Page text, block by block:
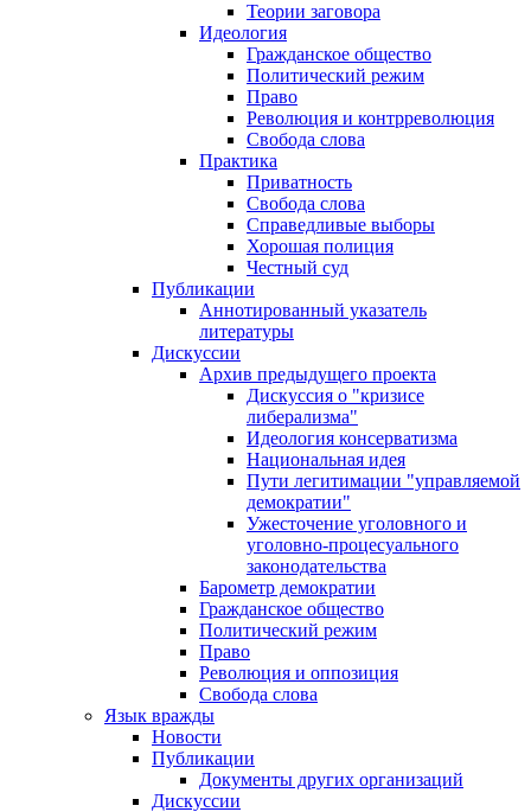
Теории заговора
Идеология
Гражданское общество
Политический режим
Право
Революция и контрреволюция
Свобода слова
Практика
Приватность
Свобода слова
Справедливые выборы
Хорошая полиция
Честный суд
Публикации
Аннотированный указатель
литературы
Дискуссии
Архив предыдущего проекта
Дискуссия о "кризисе
либерализма"
Идеология консерватизма
Национальная идея
Пути легитимации "управляемой
демократии"
Ужесточение уголовного и
уголовно-процесуального
законодательства
Барометр демократии
Гражданское общество
Политический режим
Право
Революция и оппозиция
Свобода слова
Язык вражды
Новости
Публикации
Документы других организаций
Дискуссии